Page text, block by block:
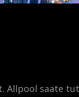
Allpool saate